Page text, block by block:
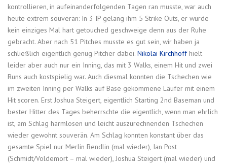
kontrollieren, in aufeinanderfolgenden Tagen ran musste, war auch
heute extrem souverän: In 3 IP gelang ihm 5 Strike Outs, er wurde
kein einziges Mal hart getouched geschweige denn aus der Ruhe
gebracht. Aber nach 51 Pitches musste es gut sein, wir haben ja
schließlich eigentlich genug Pitcher dabei. Nikolai Kirchhoff hielt
leider aber auch nur ein Inning, das mit 3 Walks, einem Hit und zwei
Runs auch kostspielig war. Auch diesmal konnten die Tschechen wie
im zweiten Inning per Walks auf Base gekommene Läufer mit einem
Hit scoren. Erst Joshua Steigert, eigentlich Starting 2nd Baseman und
bester Hitter des Tages beherrschte die eigentlich, wenn man ehrlich
ist, am Schlag harmlosen und leicht auszurechnenden Tschechen
wieder gewohnt souverän. Am Schlag konnten konstant über das
gesamte Spiel nur Merlin Bendlin (mal wieder), Ian Post
(Schmidt/Voldemort – mal wieder), Joshua Steigert (mal wieder) und